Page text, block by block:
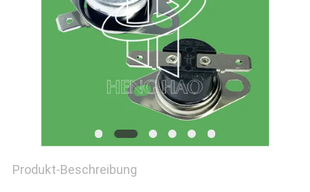
Produkt-Beschreibung